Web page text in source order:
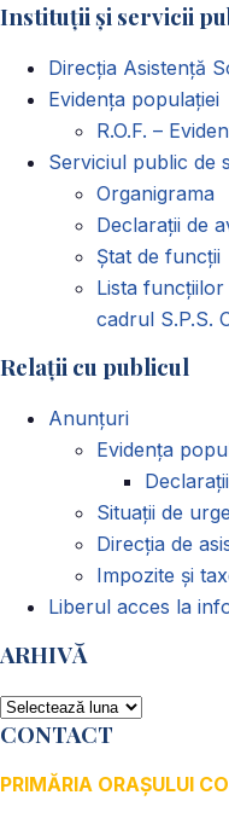
Instituții și servicii
Direcția Asistență
Evidența populației
R.O.F. –
Serviciul public de
Organigrama
Declarații de
Ștat de funcții
Lista
cadrul S.P.S.
Relații cu publicul
Anunțuri
Evidența
Situații de
Direcția de
Impozite și
Liberul acces la
ARHIVĂ
ARHIVĂ
CONTACT
PRIMĂRIA ORAȘULUI